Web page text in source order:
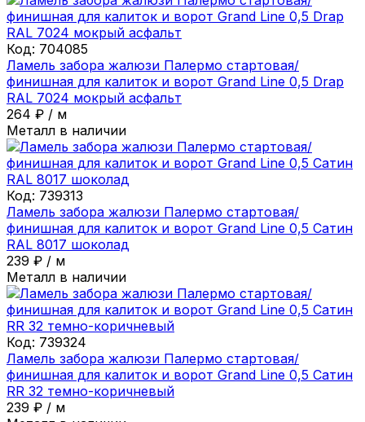
Код: 704085
Ламель забора жалюзи Палермо стартовая/
финишная для калиток и ворот Grand Line 0,5 Drap
RAL 7024 мокрый асфальт
264 ₽ / м
Металл в наличии
Код: 739313
Ламель забора жалюзи Палермо стартовая/
финишная для калиток и ворот Grand Line 0,5 Сатин
RAL 8017 шоколад
239 ₽ / м
Металл в наличии
Код: 739324
Ламель забора жалюзи Палермо стартовая/
финишная для калиток и ворот Grand Line 0,5 Сатин
RR 32 темно-коричневый
239 ₽ / м